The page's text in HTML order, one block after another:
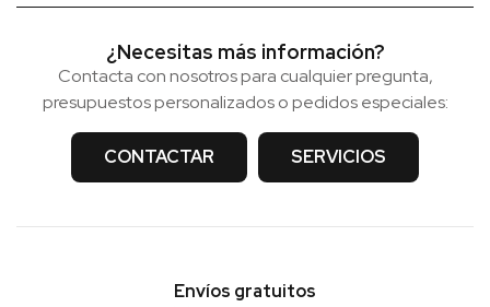
¿Necesitas más información?
Contacta con nosotros para cualquier pregunta,
presupuestos personalizados o pedidos especiales:
CONTACTAR SERVICIOS
Envíos gratuitos